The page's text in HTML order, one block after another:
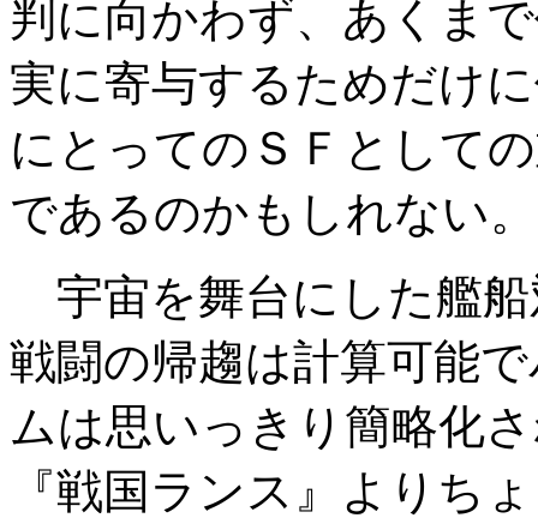
判に向かわず、あくま
実に寄与するためだけ
にとってのＳＦとして
であるのかもしれない。
宇宙を舞台にした艦船
戦闘の帰趨は計算可能
ムは思いっきり簡略化
『戦国ランス』よりち